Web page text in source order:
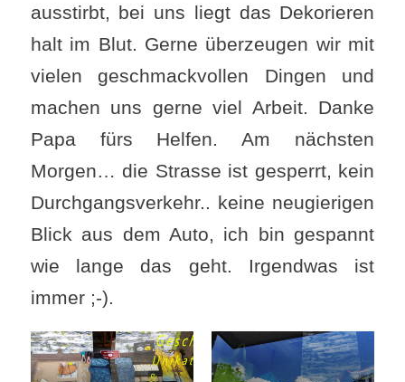
ausstirbt, bei uns liegt das Dekorieren
halt im Blut. Gerne überzeugen wir mit
vielen geschmackvollen Dingen und
machen uns gerne viel Arbeit. Danke
Papa fürs Helfen. Am nächsten
Morgen… die Strasse ist gesperrt, kein
Durchgangsverkehr.. keine neugierigen
Blick aus dem Auto, ich bin gespannt
wie lange das geht. Irgendwas ist
immer ;-).